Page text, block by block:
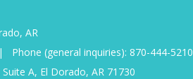
AR
| Phone (general inquiries): 870-444-5210
A, El Dorado, AR 71730